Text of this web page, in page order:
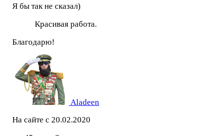
Я бы так не сказал)
Красивая работа.
Благодарю!
Aladeen
На сайте с 20.02.2020